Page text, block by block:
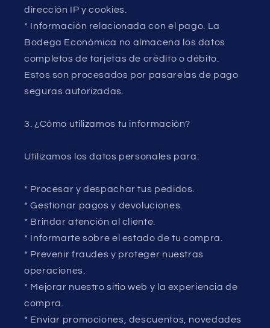
dirección IP y cookies.
* Información relacionada con el pago. La
Bodega Económica no almacena los datos
completos de tarjetas de crédito o débito.
Estos son procesados por pasarelas de pago
seguras autorizadas.
3. ¿Cómo utilizamos tu información?
Utilizamos los datos personales para:
* Procesar y despachar tus pedidos.
* Gestionar pagos y devoluciones.
* Brindar atención al cliente.
* Informarte sobre el estado de tu compra.
* Prevenir fraudes y proteger nuestras
operaciones.
* Mejorar nuestro sitio web y la experiencia de
compra.
* Enviar promociones, descuentos, novedades